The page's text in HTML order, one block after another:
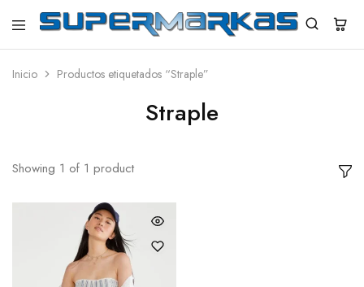
SuperMarkas
Ropa
con
Inicio Productos etiquetados “Straple”
Straple
Showing 1 of 1 product